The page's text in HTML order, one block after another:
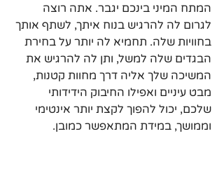
המתח המיני בינכם יגבר. אתה רוצה
לגרום לה להרגיש בנוח איתך, לשתף אותך
בחוויות שלה. תחמיא לה יותר על בחירת
הבגדים שלה למשל, ותן לה להרגיש את
המשיכה שלך אליה דרך מחוות קטנות,
מבט עיניים ואפילו החיבוק הידידותי
שלכם, יכול להפוך לקצת יותר אינטימי
וממושך, במידת המתאפשר כמובן.